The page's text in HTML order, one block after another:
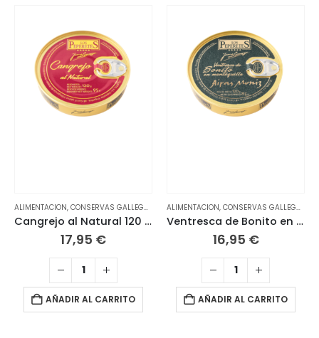
ALIMENTACION, CONSERVAS GALLEGAS
Cangrejo al Natural 120 grs PEPERETES
17,95 €
AÑADIR AL CARRITO
ALIMENTACION, CONSERVAS GALLEGAS
Ventresca de Bonito en Mantequilla Airas Moniz 120 grs
16,95 €
AÑADIR AL CARRITO